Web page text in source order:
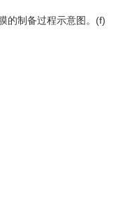
的制备过程示意图。(f)